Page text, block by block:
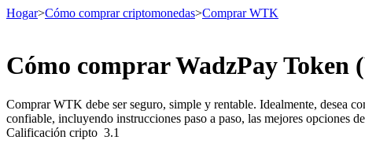
Futuros
Hogar>Cómo comprar criptomonedas>Comprar WTK
Cómo comprar WadzPay Token
Comprar WTK debe ser seguro, simple y rentable. Idealmente, desea
confiable, incluyendo instrucciones paso a paso, las mejores opciones
Calificación cripto 3.1